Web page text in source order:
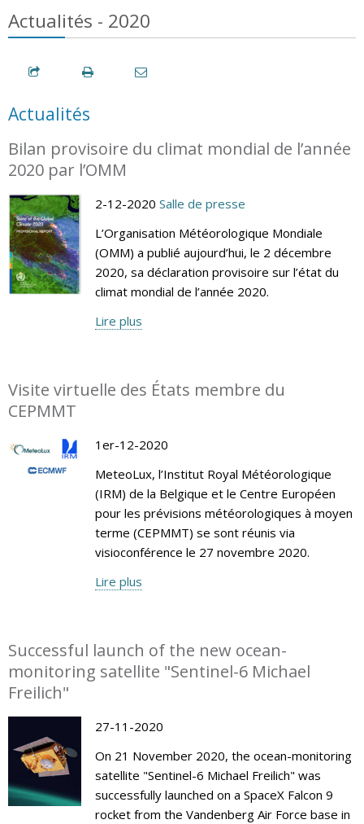
Actualités - 2020
Actualités
Bilan provisoire du climat mondial de l’année
2020 par l’OMM
2-12-2020 Salle de presse
L’Organisation Météorologique Mondiale
(OMM) a publié aujourd’hui, le 2 décembre
2020, sa déclaration provisoire sur l’état du
climat mondial de l’année 2020.
Lire plus
Visite virtuelle des États membre du
CEPMMT
1er-12-2020
MeteoLux, l’Institut Royal Météorologique
(IRM) de la Belgique et le Centre Européen
pour les prévisions météorologiques à moyen
terme (CEPMMT) se sont réunis via
visioconférence le 27 novembre 2020.
Lire plus
Successful launch of the new ocean-
monitoring satellite "Sentinel-6 Michael
Freilich"
27-11-2020
On 21 November 2020, the ocean-monitoring
satellite "Sentinel-6 Michael Freilich" was
successfully launched on a SpaceX Falcon 9
rocket from the Vandenberg Air Force base in